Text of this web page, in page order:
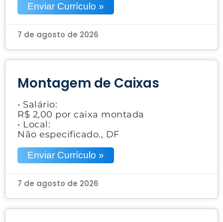
Enviar Currículo »
7 de agosto de 2026
Montagem de Caixas
• Salário:
R$ 2,00 por caixa montada
• Local:
Não especificado., DF
Enviar Currículo »
7 de agosto de 2026